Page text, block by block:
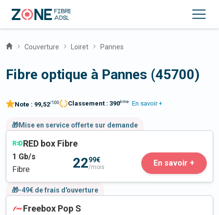
Couverture Loiret Pannes
Fibre optique à Pannes (45700)
Note : 99,52/100 Classement : 390ème En savoir +
🎁Mise en service offerte sur demande
RED box Fibre
1 Gb/s
Fibre
2299€
/mois En savoir +
🎁-49€ de frais d'ouverture
Freebox Pop S